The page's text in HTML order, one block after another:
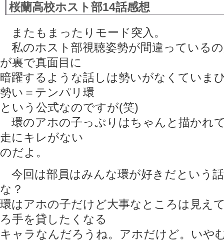
桜蘭高校ホスト部14話感想
またもまったりモード突入。
私のホスト部視聴姿勢が間違っている
が裏で真面目に
暗躍するような話しは勢いがなくていま
勢い＝テンパリ環
という公式なのですが(笑)
環のアホの子っぷりはちゃんと描かれ
走にキレがない
のだよ。
今回は部員はみんな環が好きだという
な？
環はアホの子だけど大事なところは見え
ろ手を貸したくなる
キャラなんだろうね。アホだけど。いや